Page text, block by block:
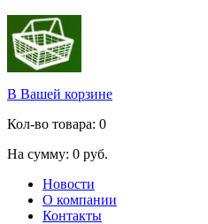
В Вашей корзине
Кол-во товара: 0
На сумму: 0 руб.
Новости
О компании
Контакты